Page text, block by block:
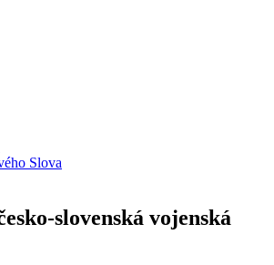
Slova
slovenská vojenská